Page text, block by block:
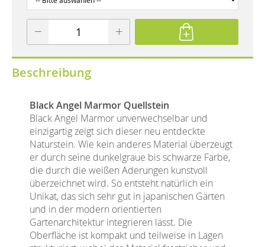
Beschreibung
Black Angel Marmor Quellstein
Black Angel Marmor unverwechselbar und
einzigartig zeigt sich dieser neu entdeckte
Naturstein. Wie kein anderes Material überzeugt
er durch seine dunkelgraue bis schwarze Farbe,
die durch die weißen Aderungen kunstvoll
überzeichnet wird. So entsteht natürlich ein
Unikat, das sich sehr gut in japanischen Gärten
und in der modern orientierten
Gartenarchitektur integrieren lässt. Die
Oberfläche ist kompakt und teilweise in Lagen